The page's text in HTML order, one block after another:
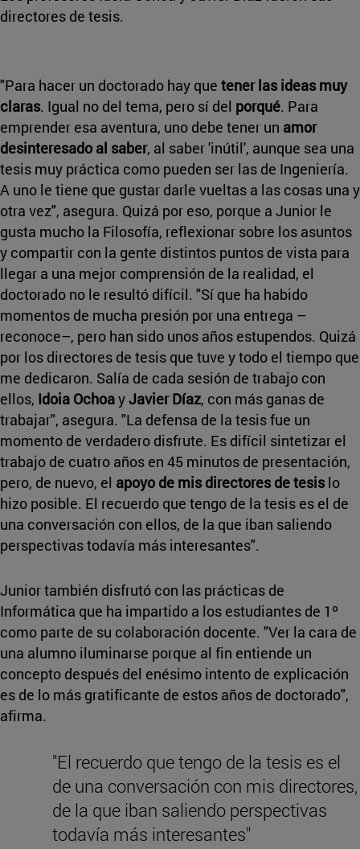
directores de tesis.
"Para hacer un doctorado hay que tener las ideas muy
claras. Igual no del tema, pero sí del porqué. Para
emprender esa aventura, uno debe tener un amor
desinteresado al saber, al saber 'inútil', aunque sea una
tesis muy práctica como pueden ser las de Ingeniería.
A uno le tiene que gustar darle vueltas a las cosas una y
otra vez", asegura. Quizá por eso, porque a Junior le
gusta mucho la Filosofía, reflexionar sobre los asuntos
y compartir con la gente distintos puntos de vista para
llegar a una mejor comprensión de la realidad, el
doctorado no le resultó difícil. "Sí que ha habido
momentos de mucha presión por una entrega –
reconoce–, pero han sido unos años estupendos. Quizá
por los directores de tesis que tuve y todo el tiempo que
me dedicaron. Salía de cada sesión de trabajo con
ellos, Idoia OchoayJavier Díaz, con más ganas de
trabajar", asegura. "La defensa de la tesis fue un
momento de verdadero disfrute. Es difícil sintetizar el
trabajo de cuatro años en 45 minutos de presentación,
pero, de nuevo, el apoyo de mis directores de tesislo
hizo posible. El recuerdo que tengo de la tesis es el de
una conversación con ellos, de la que iban saliendo
perspectivas todavía más interesantes".
Junior también disfrutó con las prácticas de
Informática que ha impartido a los estudiantes de 1º
como parte de su colaboración docente. "Ver la cara de
una alumno iluminarse porque al fin entiende un
concepto después del enésimo intento de explicación
es de lo más gratificante de estos años de doctorado",
afirma.
"El recuerdo que tengo de la tesis es el
de una conversación con mis directores,
de la que iban saliendo perspectivas
todavía más interesantes"